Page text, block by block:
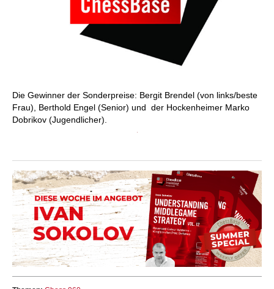
Die Gewinner der Sonderpreise: Bergit Brendel (von links/beste
Frau), Berthold Engel (Senior) und der Hockenheimer Marko
Dobrikov (Jugendlicher).